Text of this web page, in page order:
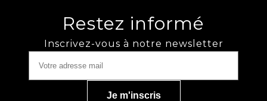
Restez informé
Inscrivez-vous à notre newsletter